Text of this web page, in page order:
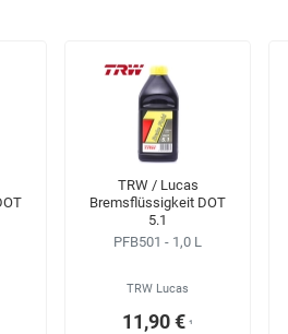
TRW / Lucas
Bremsflüssigkeit DOT
5.1
PFB501 - 1,0 L
TRW Lucas
11,90 € ¹